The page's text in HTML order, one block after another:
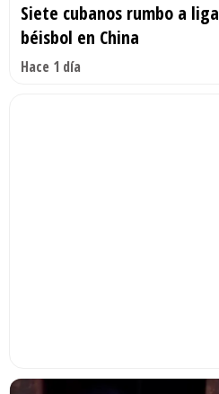
Siete cubanos rumbo a
béisbol en China
Hace 1 día